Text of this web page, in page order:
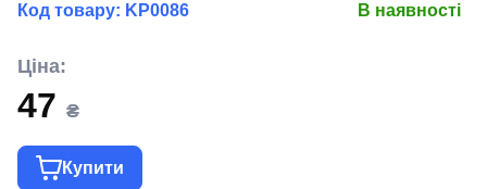
Код товару: KP0086 В наявності
Ціна:
47 ₴
Купити